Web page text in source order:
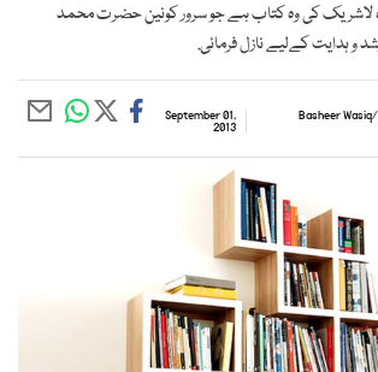
لاشریک کی وہ کتاب ہے جو سرور کونین حضرت محمد
و ہدایت کےلیے نازل فرمائی.
Basheer Wasiq/
September 01,
2013